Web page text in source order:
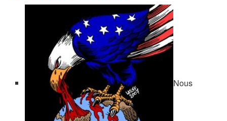
Nous